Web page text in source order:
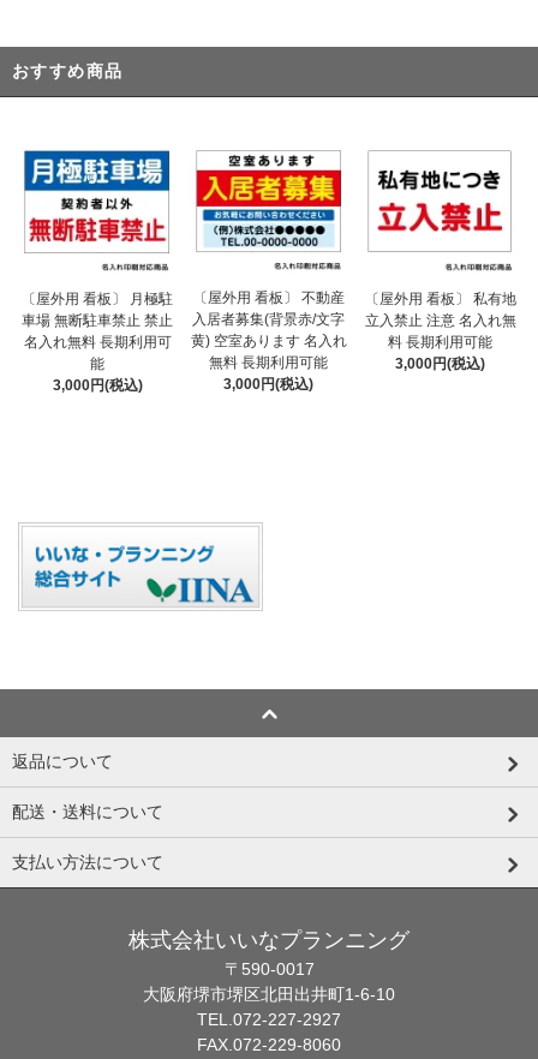
おすすめ商品
〔屋外用 看板〕 月極駐
車場 無断駐車禁止 禁止
名入れ無料 長期利用可
能
3,000円(税込)
〔屋外用 看板〕 不動産
入居者募集(背景赤/文字
黄) 空室あります 名入れ
無料 長期利用可能
3,000円(税込)
〔屋外用 看板〕 私有地
立入禁止 注意 名入れ無
料 長期利用可能
3,000円(税込)
返品について
配送・送料について
支払い方法について
株式会社いいなプランニング
〒590-0017
大阪府堺市堺区北田出井町1-6-10
TEL.072-227-2927
FAX.072-229-8060